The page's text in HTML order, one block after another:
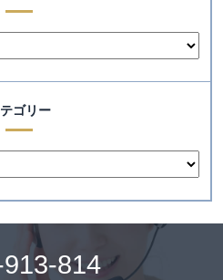
ゴリー
814